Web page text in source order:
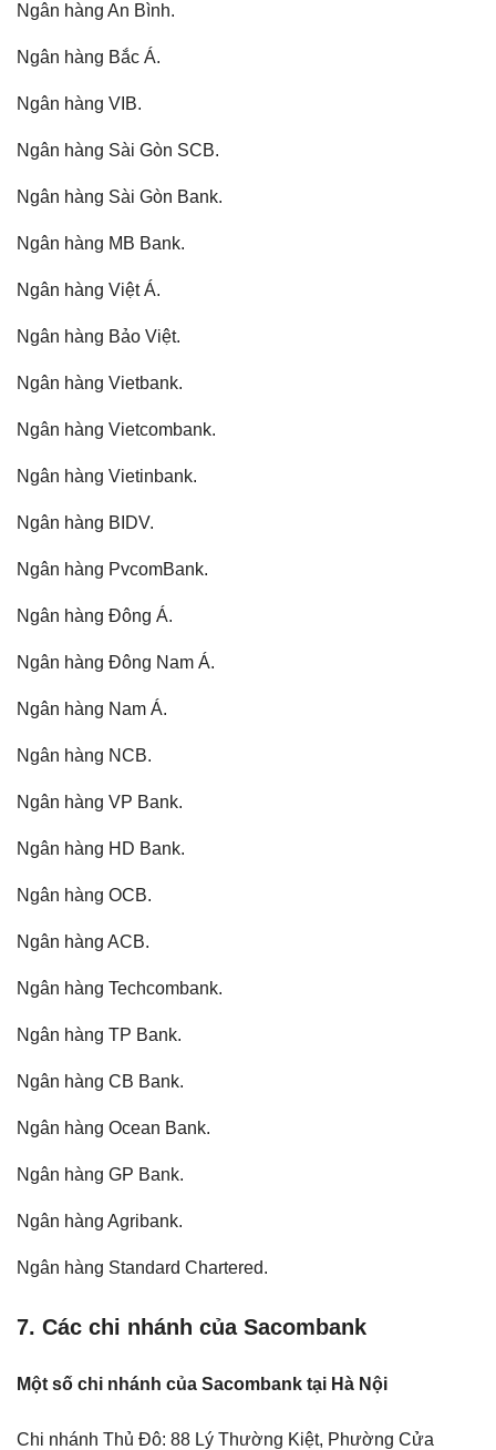
Ngân hàng An Bình.
Ngân hàng Bắc Á.
Ngân hàng VIB.
Ngân hàng Sài Gòn SCB.
Ngân hàng Sài Gòn Bank.
Ngân hàng MB Bank.
Ngân hàng Việt Á.
Ngân hàng Bảo Việt.
Ngân hàng Vietbank.
Ngân hàng Vietcombank.
Ngân hàng Vietinbank.
Ngân hàng BIDV.
Ngân hàng PvcomBank.
Ngân hàng Đông Á.
Ngân hàng Đông Nam Á.
Ngân hàng Nam Á.
Ngân hàng NCB.
Ngân hàng VP Bank.
Ngân hàng HD Bank.
Ngân hàng OCB.
Ngân hàng ACB.
Ngân hàng Techcombank.
Ngân hàng TP Bank.
Ngân hàng CB Bank.
Ngân hàng Ocean Bank.
Ngân hàng GP Bank.
Ngân hàng Agribank.
Ngân hàng Standard Chartered.
7. Các chi nhánh của Sacombank
Một số chi nhánh của Sacombank tại Hà Nội
Chi nhánh Thủ Đô: 88 Lý Thường Kiệt, Phường Cửa